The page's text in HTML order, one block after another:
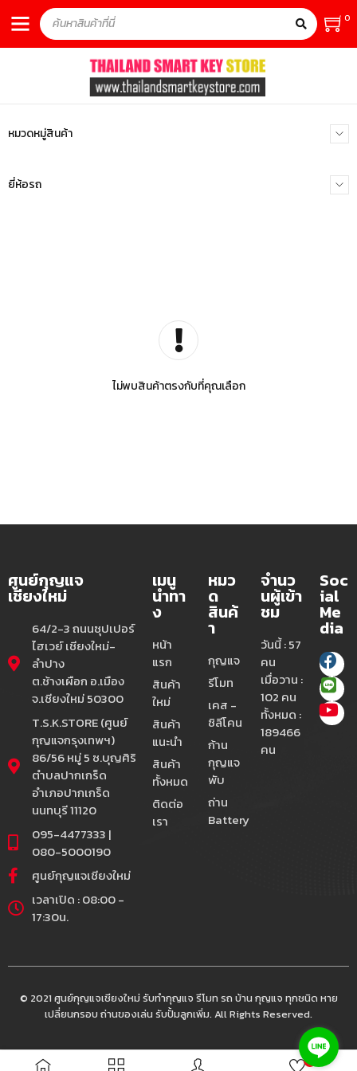
0
0
หมวดหมู่สินค้า
ยี่ห้อรถ
ไม่พบสินค้าตรงกับที่คุณเลือก
ศูนย์กุญแจ
เชียงใหม่
64/2-3 ถนนซุปเปอร์
ไฮเวย์ เชียงใหม่-
ลำปาง
ต.ช้างเผือก อ.เมือง
จ.เชียงใหม่ 50300
T.S.K.STORE (ศูนย์
กุญแจกรุงเทพฯ)
86/56 หมู่ 5 ซ.บุญศิริ
ตำบลปากเกร็ด
อำเภอปากเกร็ด
นนทบุรี 11120
095-4477333 |
080-5000190
ศูนย์กุญแจเชียงใหม่
เวลาเปิด : 08:00 -
17:30น.
เมนู
นำทา
ง
หน้า
แรก
สินค้า
ใหม่
สินค้า
แนะนำ
สินค้า
ทั้งหมด
ติดต่อ
เรา
หมว
ด
สินค้
า
กุญแจ
รีโมท
เคส -
ซิลีโคน
ก้าน
กุญแจ
พับ
ถ่าน
Battery
จำนว
นผู้เข้า
ชม
วันนี้ : 57
คน
เมื่อวาน :
102 คน
ทั้งหมด :
189466
คน
Soc
ial
Me
dia
© 2021 ศูนย์กุญแจเชียงใหม่ รับทำกุญแจ รีโมท รถ บ้าน กุญแจ ทุกชนิด หาย
เปลี่ยนกรอบ ถ่านของเล่น รับปั้มลูกเพิ่ม. All Rights Reserved.